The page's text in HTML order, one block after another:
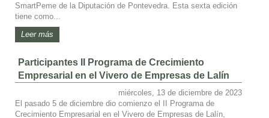
SmartPeme de la Diputación de Pontevedra. Esta sexta edición
tiene como...
Leer más
Participantes II Programa de Crecimiento
Empresarial en el Vivero de Empresas de Lalín
miércoles, 13 de diciembre de 2023
El pasado 5 de diciembre dio comienzo el II Programa de
Crecimiento Empresarial en el Vivero de Empresas de Lalín,